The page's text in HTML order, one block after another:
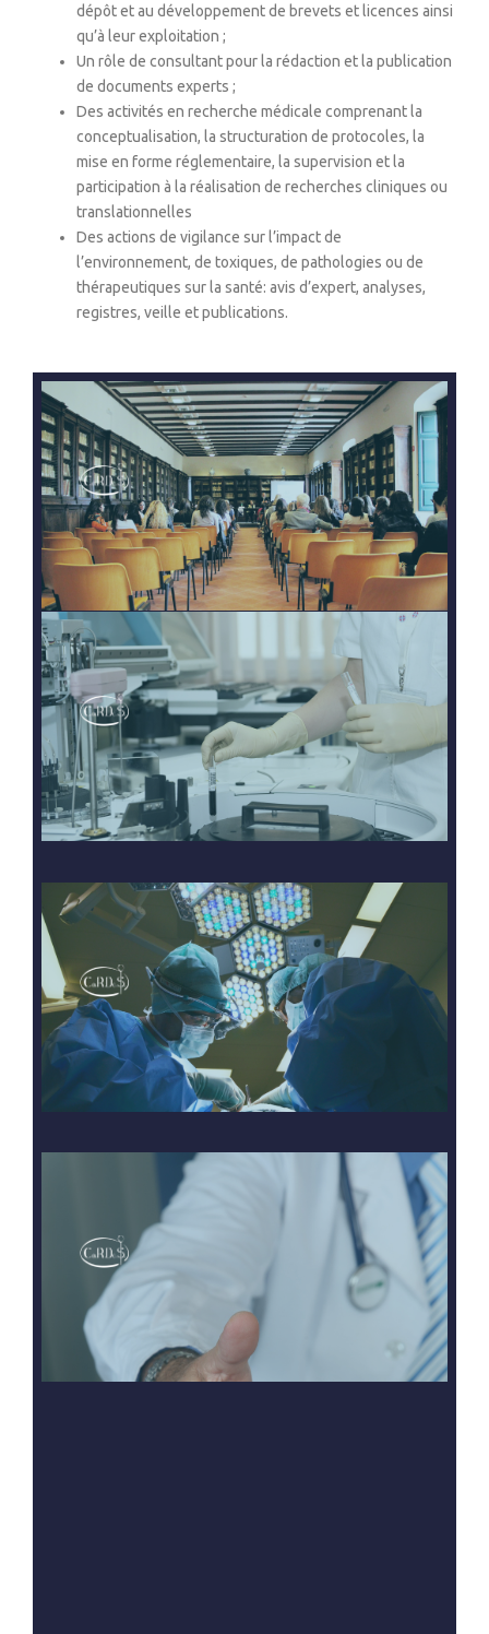
dépôt et au développement de brevets et licences ainsi
qu’à leur exploitation ;
Un rôle de consultant pour la rédaction et la publication
de documents experts ;
Des activités en recherche médicale comprenant la
conceptualisation, la structuration de protocoles, la
mise en forme réglementaire, la supervision et la
participation à la réalisation de recherches cliniques ou
translationnelles
Des actions de vigilance sur l’impact de
l’environnement, de toxiques, de pathologies ou de
thérapeutiques sur la santé: avis d’expert, analyses,
registres, veille et publications.